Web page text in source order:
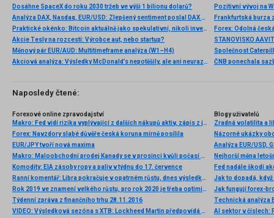
Dosáhne SpaceX do roku 2030 tržeb ve výši 1 bilionu dolarů?
Analýza DAX, Nasdaq, EUR/USD: Zlepšený sentiment poslal DAX na nová maxima
Praktické okénko: Bitcoin aktuálně jako spekulativní, nikoli investiční aktivum
Akcie Tesly na rozcestí: Výrobce aut, nebo startup?
Měnový pár EUR/AUD: Multitimeframe analýza (W1–H4)
Akciová analýza: Výsledky McDonald’s nepotěšily, ale ani neurazily. Jakou vizi společnost prezentovala?
Pozitivní vývoj na
Frankfurtská burza
Naposledy čtené:
Forexové online zpravodajství
Makro: Fed vidí rizika vyplývající z dalších nákupů aktiv, zápis z jednání
Forex: Navzdory slabé důvěře česká koruna mírně posílila
EUR/JPY tvoří nová maxima
Makro: Maloobchodní prodej Kanady se v prosinci kvůli počasí propadl o 1,8pct
Komodity: EIA zásoby ropy a paliv v týdnu do 17. července
Ranní komentář: Libra pokračuje v opatrném růstu, dnes výsledky z britského trhu práce
Rok 2019 ve znamení velkého růstu, pro rok 2020 je třeba optimismus tlumit
Týdenní zpráva z finančního trhu 28.11.2016
VIDEO: Výsledková sezóna s XTB: Lockheed Martin předpovídá vyšší tržby, vrací akcionářům miliardy USD
Blogy uživatelů
Zradná volatilita a
Názorné ukázky
Nejhorší měna
Fed nadále škodí
Jak to dopadá,
Jak fungují forex-
AI sektor v číslech: